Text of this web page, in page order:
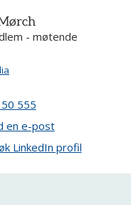
- møtende
555
en e-post
LinkedIn profil